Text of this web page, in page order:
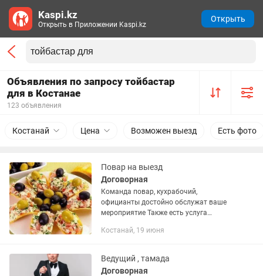
Объявления по запросу тойбастар
для в Костанае
123 объявления
Костанай Цена Возможен выезд Есть фото
Повар на выезд
Договорная
Команда повар, кухрабочий,
официанты достойно обслужат ваше
мероприятие Также есть услуга
Костанай, 19 июня
Ведущий , тамада
Договорная
Kaspi.kz
Открыть в Приложении Kaspi.kz
Открыть